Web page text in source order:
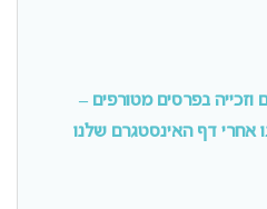
וזכייה בפרסים מטורפים –
אחרי דף האינסטגרם שלנו